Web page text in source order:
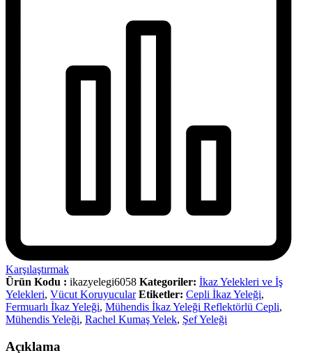
Karşılaştırmak
Ürün Kodu : ikazyelegi6058 Kategoriler: İkaz Yelekleri ve İş
Yelekleri, Vücut Koruyucular Etiketler: Cepli İkaz Yeleği,
Fermuarlı İkaz Yeleği, Mühendis İkaz Yeleği Reflektörlü Cepli,
Mühendis Yeleği, Rachel Kumaş Yelek, Şef Yeleği
Açıklama